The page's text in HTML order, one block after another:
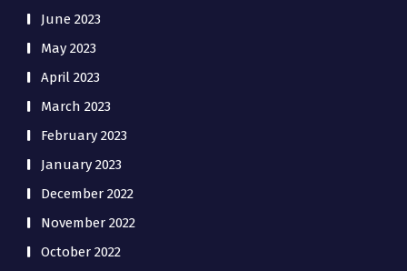
June 2023
May 2023
April 2023
March 2023
February 2023
January 2023
December 2022
November 2022
October 2022